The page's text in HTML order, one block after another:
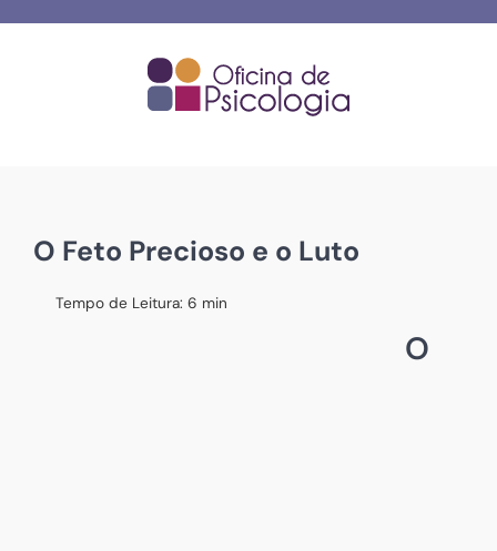
O Feto Precioso e o Luto
Tempo de Leitura: 6 min
O